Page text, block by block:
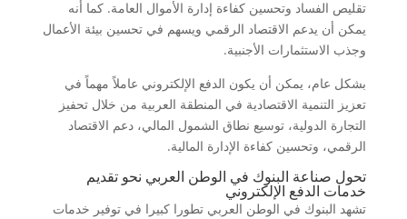
تقليص الفساد وتحسين كفاءة إدارة الأموال العامة. كما أنه
يمكن أن يدعم الاقتصاد الرقمي ويسهم في تحسين بيئة الأعمال
وجذب الاستثمارات الأجنبية.
بشكل عام، يمكن أن يكون الدفع الإلكتروني عاملاً مهماً في
تعزيز التنمية الاقتصادية في المنطقة العربية من خلال تحفيز
التجارة الدولية، توسيع نطاق الشمول المالي، دعم الاقتصاد
الرقمي، وتحسين كفاءة الإدارة المالية.
تحول صناعة البنوك في الوطن العربي نحو تقديم
خدمات الدفع الإلكتروني
تشهد البنوك في الوطن العربي تطورا كبيرا في توفير خدمات